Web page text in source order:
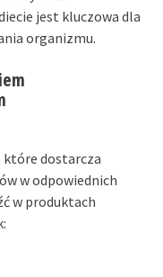
jest kluczowa dla
organizmu.
dostarcza
w odpowiednich
w produktach